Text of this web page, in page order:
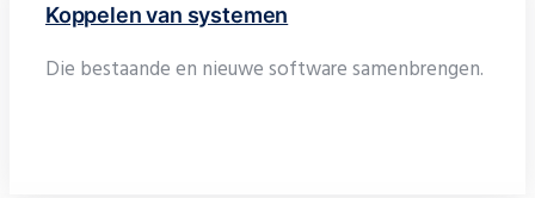
Koppelen van systemen
Die bestaande en nieuwe software samenbrengen.